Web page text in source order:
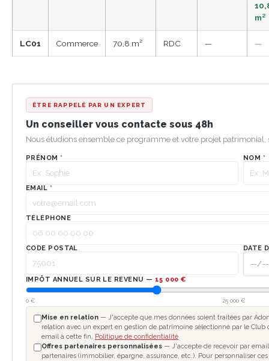
m²
LC01 Commerce 70,8 m² RDC — —
ÊTRE RAPPELÉ PAR UN EXPERT
Un conseiller vous contacte sous 48h
Nous étudions ensemble ce programme et votre projet patrimonial,
PRÉNOM* NOM *
EMAIL *
TÉLÉPHONE
CODE POSTAL DATE
IMPÔT ANNUEL SUR LE REVENU — 15 000 €
0 € 25 000 €
Mise en relation — J'accepte que mes données soient traitées par
relation avec un expert en gestion de patrimoine sélectionné par le
email à cette fin. Politique de confidentialité
Offres partenaires personnalisées — J'accepte de recevoir par email
partenaires (immobilier, épargne, assurance, etc.). Pour personnaliser